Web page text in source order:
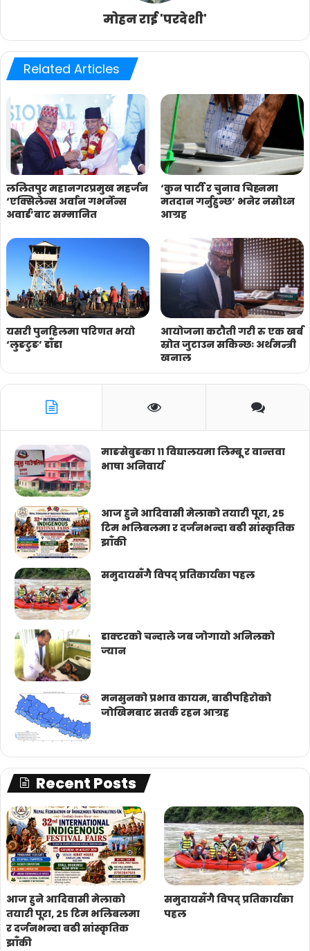
मोहन राई 'परदेशी'
Related Articles
ललितपुर महानगरप्रमुख महर्जन
‘एक्सिलेन्स अर्वान गभर्नेन्स
अवार्ड’बाट सम्मानित
‘कुन पार्टी र चुनाव चिह्नमा
मतदान गर्नुहुन्छ’ भनेर नसोध्न
आग्रह
यसरी पुनहिलमा परिणत भयो
‘लुङटुङ’ डाँडा
आयोजना कटौती गरी रु एक खर्ब
स्रोत जुटाउन सकिन्छः अर्थमन्त्री
खनाल
माङसेबुङका ११ विद्यालयमा लिम्बू र वान्तवा
भाषा अनिवार्य
आज हुने आदिवासी मेलाको तयारी पूरा, २५
टिम भलिबलमा र दर्जनभन्दा बढी सांस्कृतिक
झाँकी
समुदायसँगै विपद् प्रतिकार्यका पहल
डाक्टरको चन्दाले जब जोगायो अनिलको
ज्यान
मनसुनको प्रभाव कायम, बाढीपहिरोको
जोखिमबाट सतर्क रहन आग्रह
Recent Posts
आज हुने आदिवासी मेलाको
तयारी पूरा, २५ टिम भलिबलमा
र दर्जनभन्दा बढी सांस्कृतिक
झाँकी
समुदायसँगै विपद् प्रतिकार्यका
पहल